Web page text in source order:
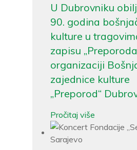
U Dubrovniku
90. godina
kulture u
zapisu
organizaciji
zajednice kulture
„Preporod“
Pročitaj više